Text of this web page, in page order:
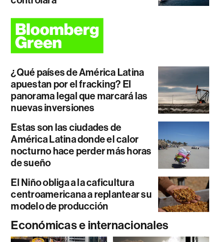
¿Qué países de América Latina
apuestan por el fracking? El
panorama legal que marcará las
nuevas inversiones
Estas son las ciudades de
América Latina donde el calor
nocturno hace perder más horas
de sueño
El Niño obliga a la caficultura
centroamericana a replantear su
modelo de producción
Económicas e internacionales